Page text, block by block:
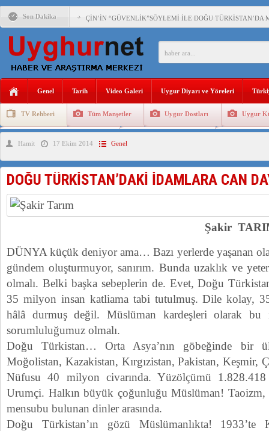
Son Dakika ÇİN’İN “GÜVENLİK”SÖYLEMİ İLE DOĞU TÜRKİSTAN’DA
PAKİSTAN,AFGANİSTAN’DA YAŞAYAN UYGURLARA
ANAHTAR PARTİ GENEL BAŞKANI AĞIRALİOĞLU :
ÇİN’İN DOĞU TÜRKİSTAN’DAKİ UYGULAMALARI
150 YILDIR KAYNAYAN YARAMIZ : ÇİN İŞGALİNDEKİ
ÇİN’İN UYGUR POLİTİKALARINI ÖVEN DİYANET
MHP’DEN URUMÇİ KATLİAMI MESAJİ : 05.07.2009
Genel Tarih Video Galeri Uygur Diyarı ve Yöreleri
TV Rehberi Tüm Manşetler Uygur Dostları Uygur
Uygurlarda Düğün ve Cenaze
Hamit 17 Ekim 2014 Genel
DOĞU TÜRKİSTAN’DAKİ İDAMLARA CAN
Şakir
DÜNYA küçük deniyor ama… Bazı yerlerde yaşanan
gündem oluşturmuyor, sanırım. Bunda uzaklık ve
olmalı. Belki başka sebeplerin de. Evet, Doğu
35 milyon insan katliama tabi tutulmuş. Dile kolay,
hâlâ durmuş değil. Müslüman kardeşleri olarak bu
sorumluluğumuz olmalı.
Doğu Türkistan… Orta Asya’nın göbeğinde bir
Moğolistan, Kazakistan, Kırgızistan, Pakistan, Keşmir,
Nüfusu 40 milyon civarında. Yüzölçümü 1.828.418
Urumçi. Halkın büyük çoğunluğu Müslüman! Taoizm,
mensubu bulunan dinler arasında.
Doğu Türkistan’ın gözü Müslümanlıkta! 1933’te